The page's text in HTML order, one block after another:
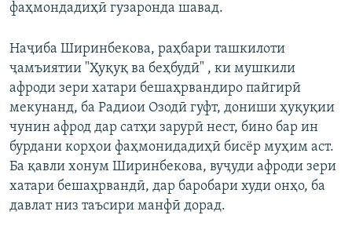
фаҳмондадиҳӣ гузаронда шавад.
Наҷиба Ширинбекова, раҳбари ташкилоти
ҷамъиятии "Ҳуқуқ ва беҳбудӣ" , ки мушкили
афроди зери хатари бешаҳрвандиро пайгирӣ
мекунанд, ба Радиои Озодӣ гуфт, дониши ҳуқуқии
чунин афрод дар сатҳи зарурӣ нест, бино бар ин
бурдани корҳои фаҳмонидадиҳӣ бисёр муҳим аст.
Ба қавли хонум Ширинбекова, вуҷуди афроди зери
хатари бешаҳрвандӣ, дар баробари худи онҳо, ба
давлат низ таъсири манфӣ дорад.